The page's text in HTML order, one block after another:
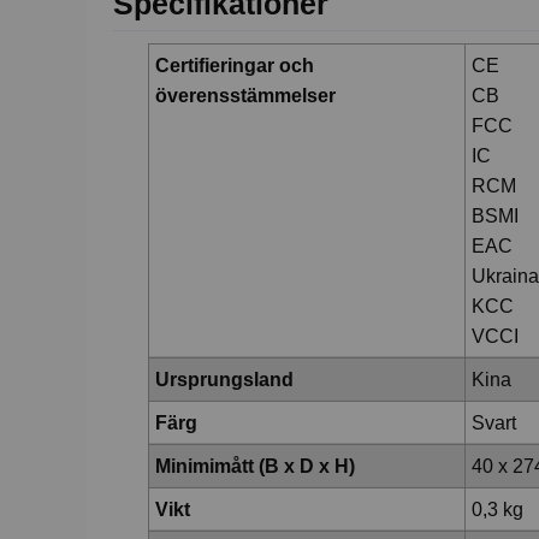
Certifieringar och
överensstämmelser
CE
CB
FCC
IC
RCM
BSMI
EAC
Ukraina
KCC
VCCI
Ursprungsland Kina
Färg Svart
Minimimått (B x D x H) 40 x
Vikt 0,3 kg